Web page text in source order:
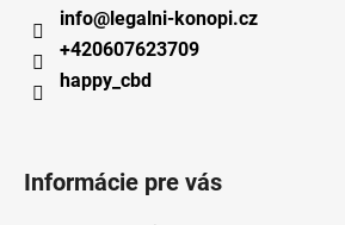
info@legalni-konopi.cz
+420607623709
happy_cbd
Informácie pre vás